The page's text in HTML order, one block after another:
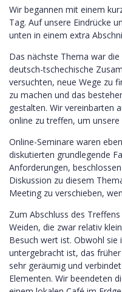
Wir begannen mit einem
Tag. Auf unsere Eindrücke
unten in einem extra
Das nächste Thema war
deutsch-tschechische
versuchten, neue Wege zu
zu machen und das
gestalten. Wir vereinbarten
online zu treffen, um
Online-Seminare waren
diskutierten grundlegende
Anforderungen,
Diskussion zu diesem
Meeting zu verschieben,
Zum Abschluss des
Weiden, die zwar relativ
Besuch wert ist. Obwohl sie
untergebracht ist, das
sehr geräumig und
Elementen. Wir beendeten